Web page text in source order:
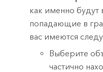
как именно будут
попадающие в
вас имеются
Выберите
частично